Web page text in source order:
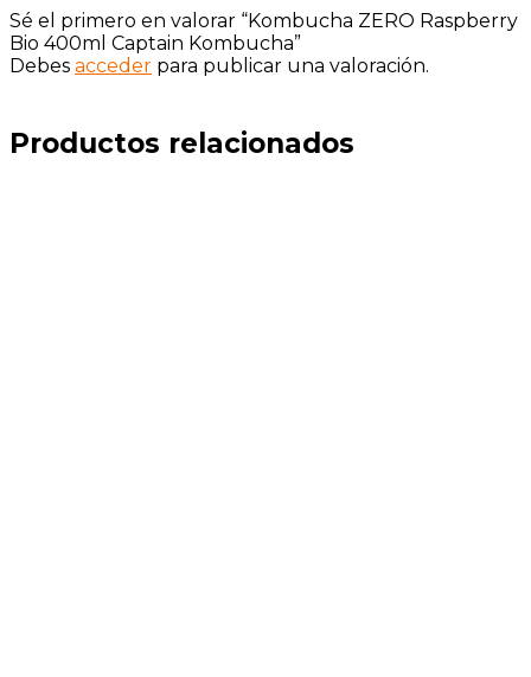
Sé el primero en valorar “Kombucha ZERO Raspberry
Bio 400ml Captain Kombucha”
Debes acceder para publicar una valoración.
Productos relacionados